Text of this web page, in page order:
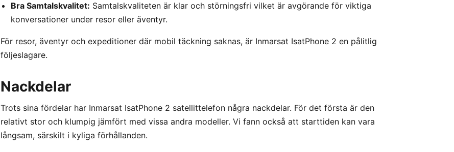
Bra Samtalskvalitet: Samtalskvaliteten är klar och störningsfri vilket är avgörande för viktiga
konversationer under resor eller äventyr.
För resor, äventyr och expeditioner där mobil täckning saknas, är Inmarsat IsatPhone 2 en pålitlig
följeslagare.
Nackdelar
Trots sina fördelar har Inmarsat IsatPhone 2 satellittelefon några nackdelar. För det första är den
relativt stor och klumpig jämfört med vissa andra modeller. Vi fann också att starttiden kan vara
långsam, särskilt i kyliga förhållanden.